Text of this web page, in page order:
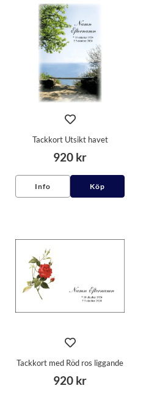
Tackkort Utsikt havet
920 kr
Info Köp
Tackkort med Röd ros liggande
920 kr